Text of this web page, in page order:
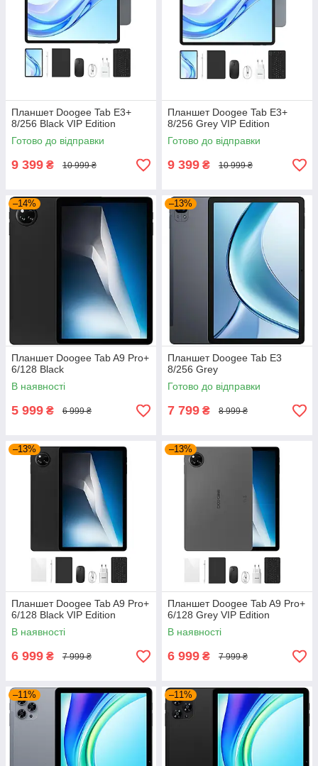
Планшет Doogee Tab E3+
8/256 Black VIP Edition
Готово до відправки
9 399 ₴ 10 999 ₴
Планшет Doogee Tab E3+
8/256 Grey VIP Edition
Готово до відправки
9 399 ₴ 10 999 ₴
–14%
Планшет Doogee Tab A9 Pro+
6/128 Black
В наявності
5 999 ₴ 6 999 ₴
–13%
Планшет Doogee Tab E3
8/256 Grey
Готово до відправки
7 799 ₴ 8 999 ₴
–13%
Планшет Doogee Tab A9 Pro+
6/128 Black VIP Edition
В наявності
6 999 ₴ 7 999 ₴
–13%
Планшет Doogee Tab A9 Pro+
6/128 Grey VIP Edition
В наявності
6 999 ₴ 7 999 ₴
–11% –11%